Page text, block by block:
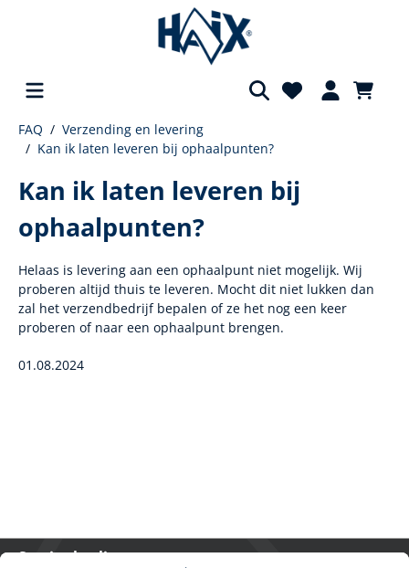
FAQ
Verzending en levering
Kan ik laten leveren bij ophaalpunten?
Kan ik laten leveren bij
ophaalpunten?
Helaas is levering aan een ophaalpunt niet mogelijk. Wij
proberen altijd thuis te leveren. Mocht dit niet lukken dan
zal het verzendbedrijf bepalen of ze het nog een keer
proberen of naar een ophaalpunt brengen.
01.08.2024
Service hotline